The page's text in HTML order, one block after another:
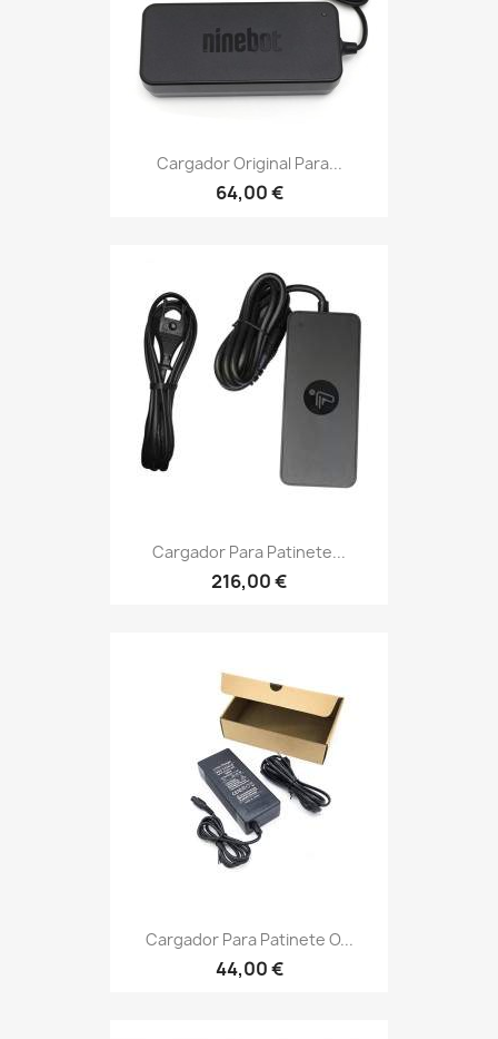
Cargador Original Para...
64,00 €
Cargador Para Patinete...
216,00 €
Cargador Para Patinete O...
44,00 €